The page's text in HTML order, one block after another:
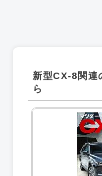
新型CX-8関連
ら